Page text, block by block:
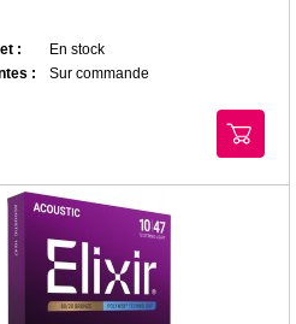
:
En stock
:
Sur commande